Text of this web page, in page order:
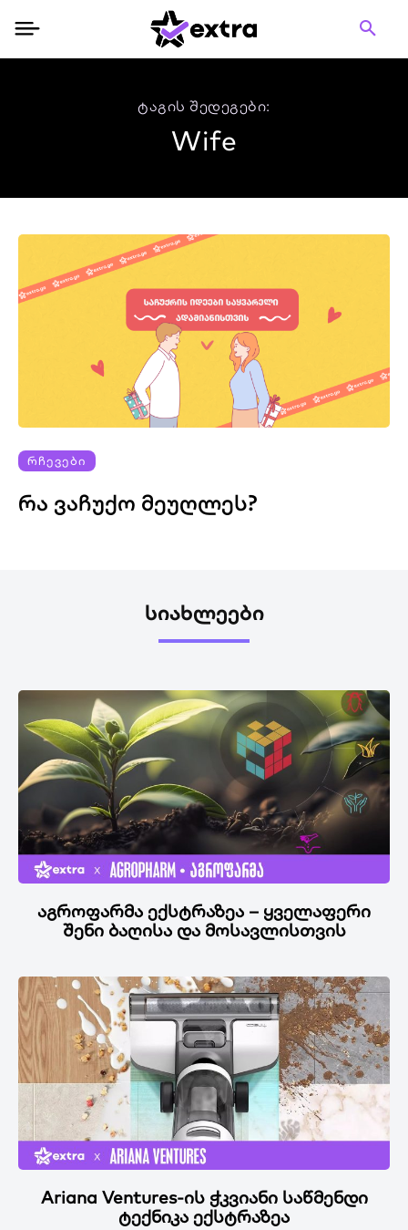
ტაგის შედეგები:
Wife
ᲠᲩᲔᲕᲔᲑᲘ
ᲠᲐ ᲕᲐᲩᲣᲥᲝ ᲛᲔᲣᲦᲚᲔᲡ?
ᲡᲘᲐᲮᲚᲔᲔᲑᲘ
აგროფარმა ექსტრაზეა – ყველაფერი
შენი ბაღისა და მოსავლისთვის
Ariana Ventures-ის ჭკვიანი საწმენდი
ტექნიკა ექსტრაზეა